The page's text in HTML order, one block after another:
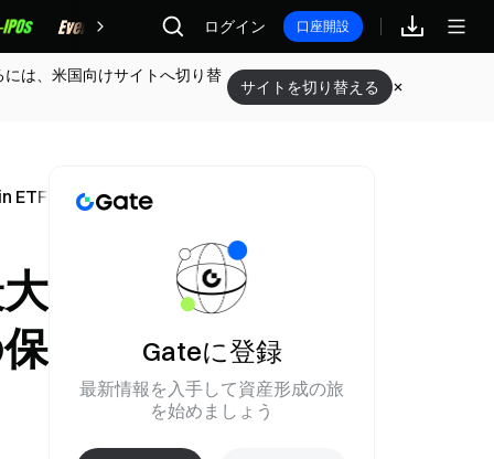
報酬 ログイン 口座開設
は、米国向けサイトへ切り替
サイトを切り替える
の保有ポジションを維持
Gateに登録
最新情報を入手して資産形成の旅
を始めましょう